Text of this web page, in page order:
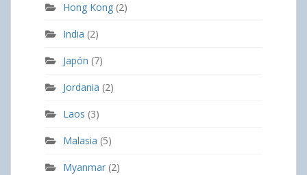
Hong Kong (2)
India (2)
Japón (7)
Jordania (2)
Laos (3)
Malasia (5)
Myanmar (2)